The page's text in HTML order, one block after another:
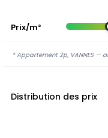
Prix/m²
* Appartement 2p, VANNES —
Distribution des prix